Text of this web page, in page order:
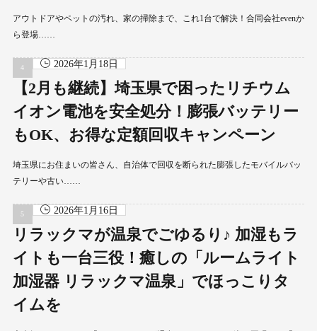
アウトドアやペットの汚れ、家の掃除まで、これ1台で解決！合同会社evenか
ら登場……
2026年1月18日
【2月も継続】埼玉県で困ったリチウム
イオン電池を安全処分！膨張バッテリー
もOK、お得な定額回収キャンペーン
埼玉県にお住まいの皆さん、自治体で回収を断られた膨張したモバイルバッ
テリーや古い……
2026年1月16日
リラックマが温泉でごゆるり♪ 加湿もラ
イトも一台三役！癒しの「ルームライト
加湿器 リラックマ温泉」でほっこりタ
イムを